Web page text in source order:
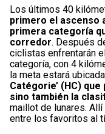
Los últimos 40
primero el ascenso
primera categoría
corredor. Después
ciclistas enfrentarán
categoría, con 4
la meta estará
Catégorie’ (HC)
sino también la
maillot de lunares.
entre los favoritos al